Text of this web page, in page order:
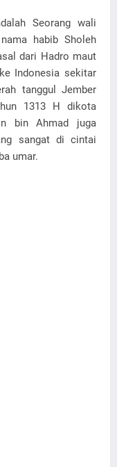
Seorang wali
habib Sholeh
dari Hadro maut
Indonesia sekitar
tanggul Jember
1313 H dikota
bin Ahmad juga
sangat di cintai
umar.